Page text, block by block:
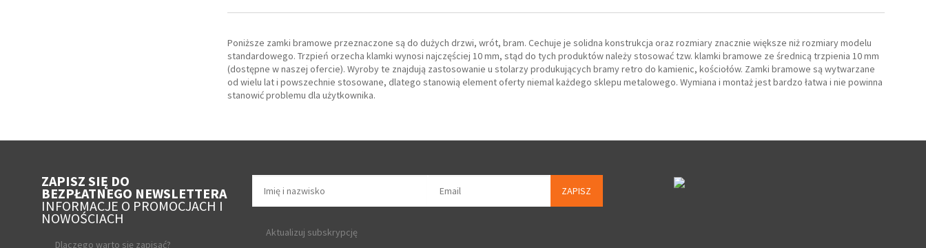
Poniższe zamki bramowe przeznaczone są do dużych drzwi, wrót, bram. Cechuje je solidna konstrukcja oraz rozmiary znacznie większe niż rozmiary modelu
standardowego. Trzpień orzecha klamki wynosi najczęściej 10 mm, stąd do tych produktów należy stosować tzw. klamki bramowe ze średnicą trzpienia 10 mm
(dostępne w naszej ofercie). Wyroby te znajdują zastosowanie u stolarzy produkujących bramy retro do kamienic, kościołów. Zamki bramowe są wytwarzane
od wielu lat i powszechnie stosowane, dlatego stanowią element oferty niemal każdego sklepu metalowego. Wymiana i montaż jest bardzo łatwa i nie powinna
stanowić problemu dla użytkownika.
ZAPISZ SIĘ DO
BEZPŁATNEGO NEWSLETTERA
INFORMACJE O PROMOCJACH I
NOWOŚCIACH
Dlaczego warto się zapisać?
ZAPISZ
Aktualizuj subskrypcję